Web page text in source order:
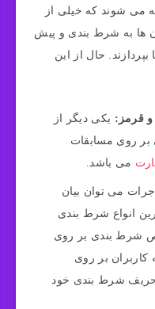
می‌ شوند که خیلی از
ها به شرط بندی و پیش‌
بپردازند. حال از این
قرمز: یکی دیگر از
بر روی مسابقات
می‌ باشد.
جرات می‌ توان بیان
انواع شرط بندی
شرط‌ بندی بر روی
کاربران بر روی
حریف شرط بندی خود